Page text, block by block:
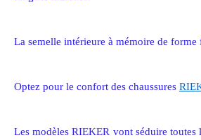
La semelle intérieure à mémoire de
Optez pour le confort des chaussures
Les modèles RIEKER vont séduire